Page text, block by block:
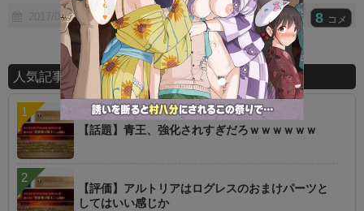
2017/08/10 8 コメ
人気記事ランキング
【話題】青王、強化されすぎだろｗｗｗｗｗｗ
【評価】アルトリアはログレスのおまけパーツと
してはいい感じか